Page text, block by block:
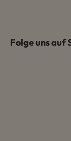
Folge uns auf